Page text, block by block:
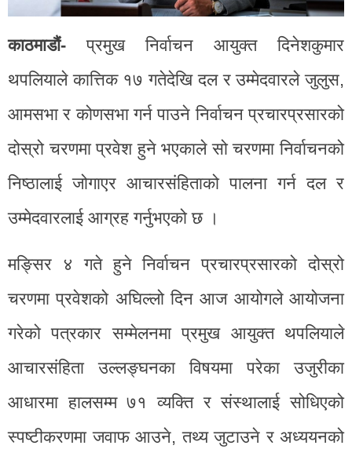
काठमाडौं- प्रमुख निर्वाचन आयुक्त दिनेशकुमार
थपलियाले कात्तिक १७ गतेदेखि दल र उम्मेदवारले जुलुस,
आमसभा र कोणसभा गर्न पाउने निर्वाचन प्रचारप्रसारको
दोस्रो चरणमा प्रवेश हुने भएकाले सो चरणमा निर्वाचनको
निष्ठालाई जोगाएर आचारसंहिताको पालना गर्न दल र
उम्मेदवारलाई आग्रह गर्नुभएको छ ।
मङ्सिर ४ गते हुने निर्वाचन प्रचारप्रसारको दोस्रो
चरणमा प्रवेशको अघिल्लो दिन आज आयोगले आयोजना
गरेको पत्रकार सम्मेलनमा प्रमुख आयुक्त थपलियाले
आचारसंहिता उल्लङ्घनका विषयमा परेका उजुरीका
आधारमा हालसम्म ७१ व्यक्ति र संस्थालाई सोधिएको
स्पष्टीकरणमा जवाफ आउने, तथ्य जुटाउने र अध्ययनको